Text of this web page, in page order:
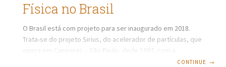
Física no Brasil
O Brasil está com projeto para ser inaugurado em 2018.
Trata-se do projeto Sirius, do acelerador de partículas, que
opera em Campinas – São Paulo, dede 1997, com a
finalidade de ser um dos maiores centros de excelência no
CONTINUE →